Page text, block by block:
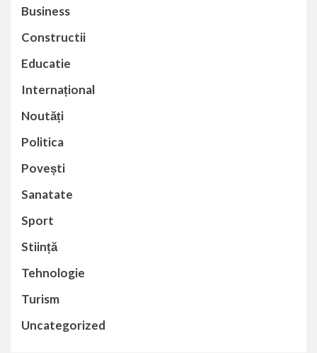
Business
Constructii
Educatie
Internațional
Noutăți
Politica
Povești
Sanatate
Sport
Stiință
Tehnologie
Turism
Uncategorized